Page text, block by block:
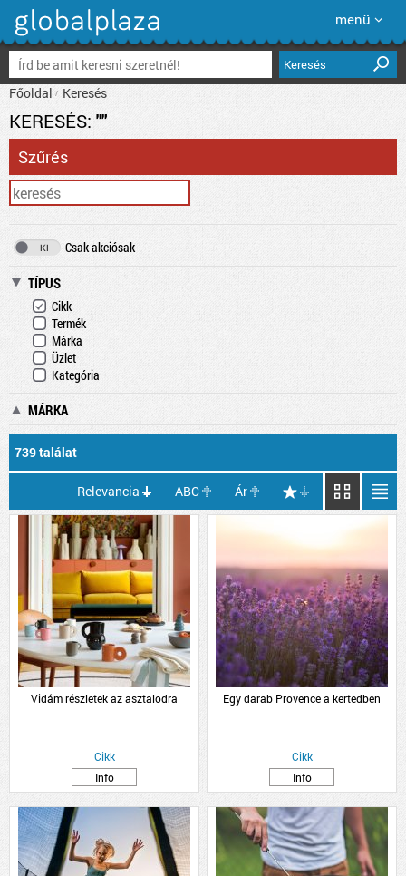
menü
Keresés
Főoldal Keresés
KERESÉS: ""
Szűrés
Csak akciósak
TÍPUS
Cikk
Termék
Márka
Üzlet
Kategória
MÁRKA
739 találat
Relevancia ABC Ár
Vidám részletek az asztalodra
Cikk
Info
Egy darab Provence a kertedben
Cikk
Info